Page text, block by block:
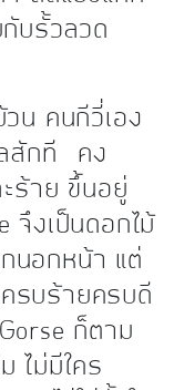
บรั้วลวด
น คนกีวี่เอง
ลสักที คง
ร้าย ขึ้นอยู่
จึงเป็นดอกไม้
นอกหน้า แต่
รบร้ายครบดี
ก็ตาม
ไม่มีใคร